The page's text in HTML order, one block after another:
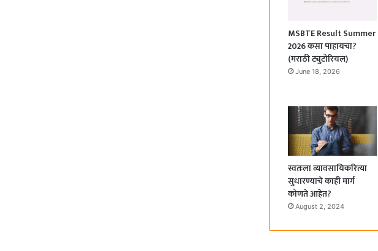
MSBTE Result Summer
2026 कसा पाहायचा?
(मराठी ट्युटोरियल)
June 18, 2026
स्वतःला व्यावसायिकरित्या
सुधारण्याचे काही मार्ग
कोणते आहेत?
August 2, 2024